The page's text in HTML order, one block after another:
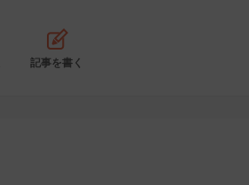
記事を書く